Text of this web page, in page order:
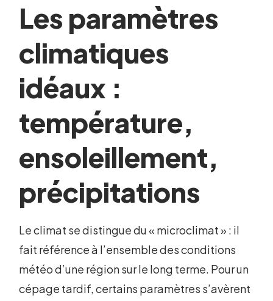
Les paramètres
climatiques
idéaux :
température,
ensoleillement,
précipitations
Le climat se distingue du « microclimat » : il
fait référence à l’ensemble des conditions
météo d’une région sur le long terme. Pour un
cépage tardif, certains paramètres s’avèrent